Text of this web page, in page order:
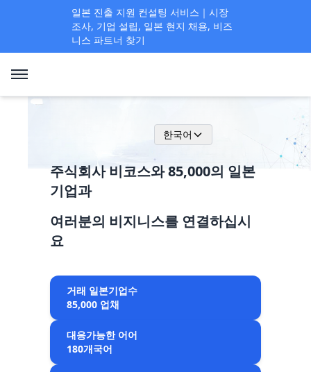
일본 진출 지원 컨설팅 서비스｜시장
조사, 기업 설립, 일본 현지 채용, 비즈
니스 파트너 찾기
한국어
주식회사 비코스와 85,000의 일본
기업과
여러분의 비지니스를 연결하십시
요
거래 일본기업수
85,000 업채
대응가능한 어어
180개국어